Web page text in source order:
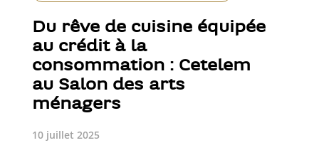
Du rêve de cuisine équipée
au crédit à la
consommation : Cetelem
au Salon des arts
ménagers
10 juillet 2025